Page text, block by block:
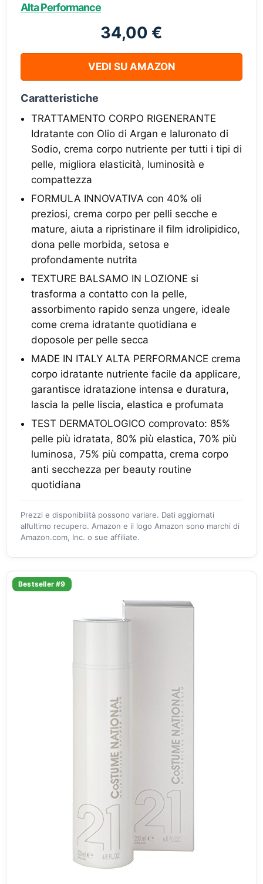
Alta Performance
34,00 €
VEDI SU AMAZON
Caratteristiche
TRATTAMENTO CORPO RIGENERANTE
Idratante con Olio di Argan e Ialuronato di
Sodio, crema corpo nutriente per tutti i tipi di
pelle, migliora elasticità, luminosità e
compattezza
FORMULA INNOVATIVA con 40% oli
preziosi, crema corpo per pelli secche e
mature, aiuta a ripristinare il film idrolipidico,
dona pelle morbida, setosa e
profondamente nutrita
TEXTURE BALSAMO IN LOZIONE si
trasforma a contatto con la pelle,
assorbimento rapido senza ungere, ideale
come crema idratante quotidiana e
doposole per pelle secca
MADE IN ITALY ALTA PERFORMANCE crema
corpo idratante nutriente facile da applicare,
garantisce idratazione intensa e duratura,
lascia la pelle liscia, elastica e profumata
TEST DERMATOLOGICO comprovato: 85%
pelle più idratata, 80% più elastica, 70% più
luminosa, 75% più compatta, crema corpo
anti secchezza per beauty routine
quotidiana
Prezzi e disponibilità possono variare. Dati aggiornati
all’ultimo recupero. Amazon e il logo Amazon sono marchi di
Amazon.com, Inc. o sue affiliate.
Bestseller #9